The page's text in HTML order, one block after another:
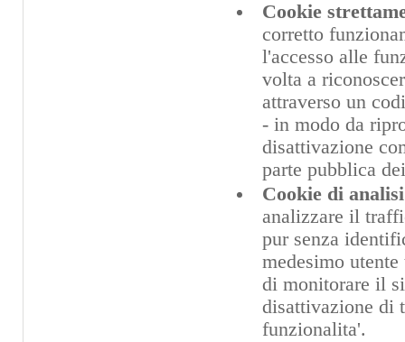
Cookie
corretto
l'accesso alle
volta a
attraverso un
- in modo da
disattivazione
parte pubblica
Cookie di
analizzare il
pur senza
medesimo
di monitorare il
disattivazione di
funzionalita'.